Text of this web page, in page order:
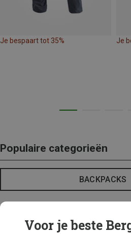
Je bespaart tot 35% Je
Populaire categorieën
BACKPACKS
Voor je beste